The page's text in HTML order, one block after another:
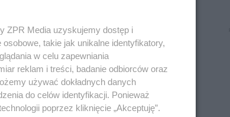
billboardy
własnych 'badań" dotyczących
przy okazji parodiując
ZPR Media uzyskujemy dostęp i
takie jak unikalne identyfikatory,
w celu zapewniania
reklam i treści, badanie odbiorców oraz
używać dokładnych danych
do celów identyfikacji. Ponieważ
poprzez kliknięcie „Akceptuję”.